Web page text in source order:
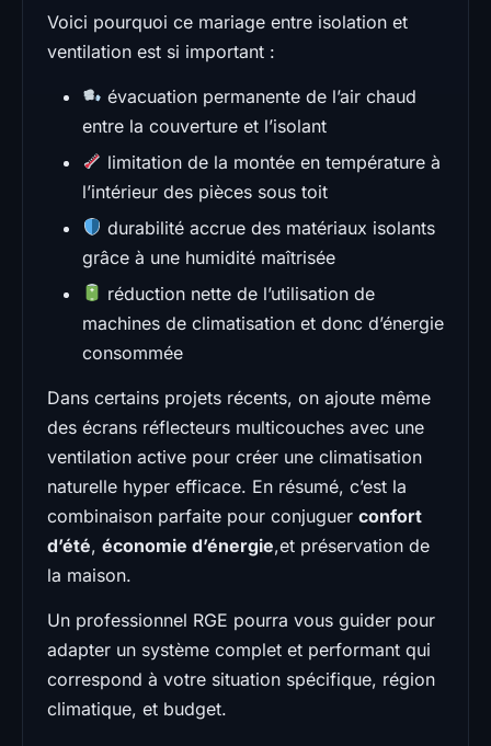
Voici pourquoi ce mariage entre isolation et
ventilation est si important :
évacuation permanente de l’air chaud
entre la couverture et l’isolant
limitation de la montée en température à
l’intérieur des pièces sous toit
durabilité accrue des matériaux isolants
grâce à une humidité maîtrisée
réduction nette de l’utilisation de
machines de climatisation et donc d’énergie
consommée
Dans certains projets récents, on ajoute même
des écrans réflecteurs multicouches avec une
ventilation active pour créer une climatisation
naturelle hyper efficace. En résumé, c’est la
combinaison parfaite pour conjuguer confort
d’été, économie d’énergie,et préservation de
la maison.
Un professionnel RGE pourra vous guider pour
adapter un système complet et performant qui
correspond à votre situation spécifique, région
climatique, et budget.